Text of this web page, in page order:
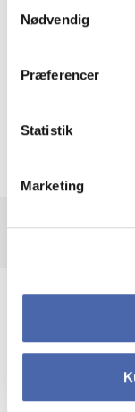
markedsføring.
Nødvendig
Præferencer
Statistik
Marketing
Krigen i